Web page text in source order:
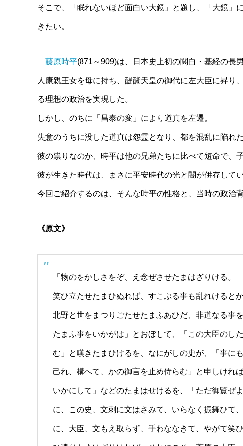
そこで、「眠れないほど面白い大鏡」と題し、「大鏡」
きたい。
藤原時平(871～909)は、日本史上初の関白・基経の長男
人康親王女を母に持ち、醍醐天皇の御代に左大臣に昇り
る理想の政治を実現した。
しかし、のちに「昌泰の変」により道真を左遷。
失意のうちに没した道真は怨霊となり、都を混乱に陥れた
彼の祟りなのか、時平は他の兄弟たちに比べて短命で、
彼が生きた時代は、まさに平安時代の光と闇が併存してい
今回ご紹介するのは、そんな時平の性格と、当時の政治
《原文》
「物のをかしさをぞ、え念ぜさせたまはざりける。
笑ひ立たせたまひぬれば、すこぶる事も乱れけるとか
北野と世をまつりごたせたまふあひだ、非道なる事
たまふ事をいかがは」とおぼして、「この大臣のし
む」と嘆きたまひけるを、なにがしの史が、「事にも
己れ、構へて、かの御言を止め侍らむ」と申しけれ
いかにして」などのたまはせけるを、「ただ御覧ぜ
に、この史、文刺に文はさみて、いらなく振舞ひて
に、大臣、文もえ取らず、手わななきて、やがて笑